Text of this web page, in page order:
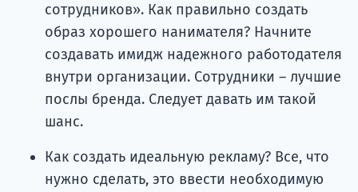
сотрудников». Как правильно создать
образ хорошего нанимателя? Начните
создавать имидж надежного работодателя
внутри организации. Сотрудники – лучшие
послы бренда. Следует давать им такой
шанс.
Как создать идеальную рекламу? Все, что
нужно сделать, это ввести необходимую